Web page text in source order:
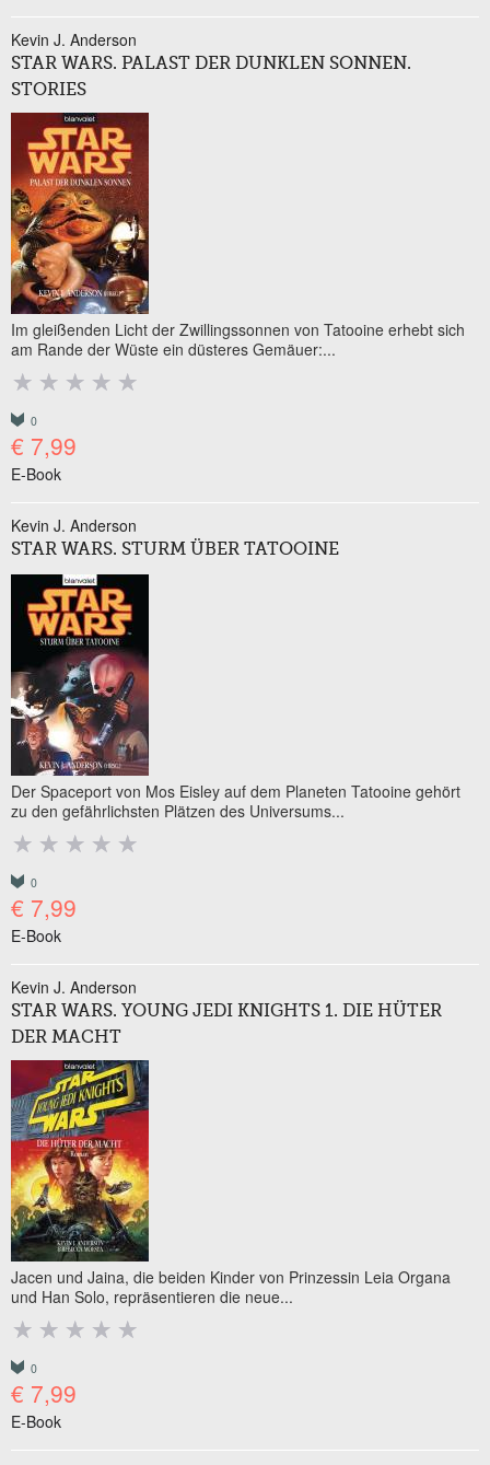
Kevin J. Anderson
STAR WARS. PALAST DER DUNKLEN SONNEN.
STORIES
Im gleißenden Licht der Zwillingssonnen von Tatooine erhebt sich
am Rande der Wüste ein düsteres Gemäuer:...
0
€ 7,99
E-Book
Kevin J. Anderson
STAR WARS. STURM ÜBER TATOOINE
Der Spaceport von Mos Eisley auf dem Planeten Tatooine gehört
zu den gefährlichsten Plätzen des Universums...
0
€ 7,99
E-Book
Kevin J. Anderson
STAR WARS. YOUNG JEDI KNIGHTS 1. DIE HÜTER
DER MACHT
Jacen und Jaina, die beiden Kinder von Prinzessin Leia Organa
und Han Solo, repräsentieren die neue...
0
€ 7,99
E-Book